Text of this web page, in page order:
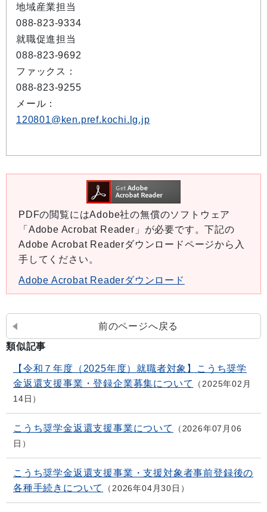
地域産業担当
088-823-9334
就職促進担当
088-823-9692
ファックス：
088-823-9255
メール：
120801@ken.pref.kochi.lg.jp
PDFの閲覧にはAdobe社の無償のソフトウェア
「Adobe Acrobat Reader」が必要です。下記の
Adobe Acrobat Readerダウンロードページから入
手してください。
Adobe Acrobat Readerダウンロード
前のページへ戻る
類似記事
【令和７年度（2025年度）就職者対象】こうち奨学
金返還支援事業・登録企業募集について
2025年02月
14日
こうち奨学金返還支援事業について
2026年07月06
日
こうち奨学金返還支援事業・支援対象者事前登録後の
各種手続きについて
2026年04月30日